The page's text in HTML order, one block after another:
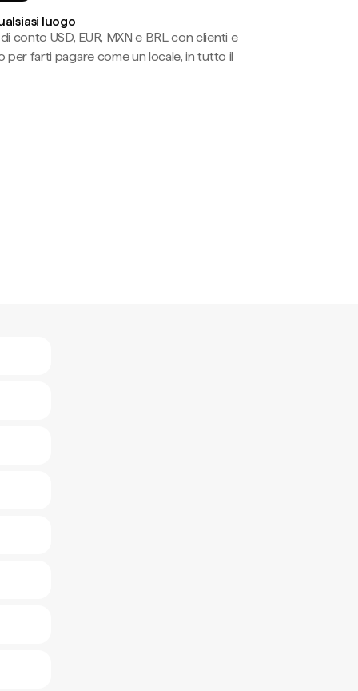
luogo
conto USD, EUR, MXN e BRL con clienti e
farti pagare come un locale, in tutto il